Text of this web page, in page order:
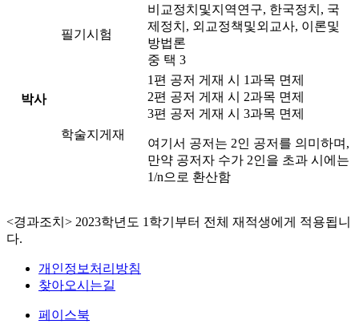
박사
필기시험
비교정치및지역연구, 한국정치, 국
제정치, 외교정책및외교사, 이론및
방법론
중 택 3
학술지게재
1편 공저 게재 시 1과목 면제
2편 공저 게재 시 2과목 면제
3편 공저 게재 시 3과목 면제
여기서 공저는 2인 공저를 의미하며,
만약 공저자 수가 2인을 초과 시에는
1/n으로 환산함
<경과조치> 2023학년도 1학기부터 전체 재적생에게 적용됩니
다.
개인정보처리방침
찾아오시는길
페이스북